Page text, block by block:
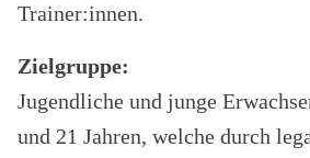
Trainer:innen.
Zielgruppe:
Jugendliche und junge
und 21 Jahren, welche durch